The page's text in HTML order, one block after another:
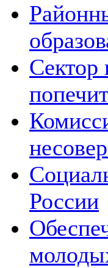
Сектор
России